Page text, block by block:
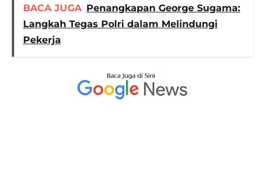
BACA JUGA Penangkapan George Sugama:
Langkah Tegas Polri dalam Melindungi
Pekerja